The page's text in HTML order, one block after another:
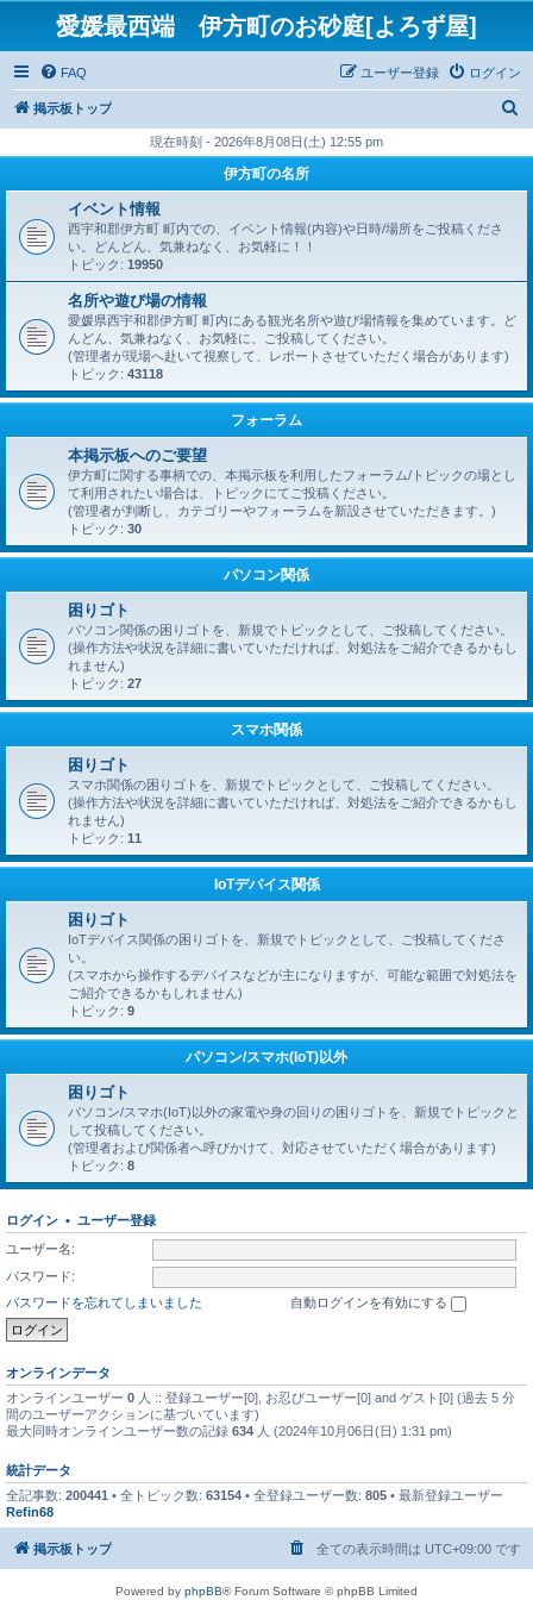
愛媛最西端 伊方町のお砂庭[よろず屋]
FAQ ログイン
ユーザー登録
掲示板トップ
現在時刻 - 2026年8月08日(土) 12:55 pm
伊方町の名所
イベント情報
西宇和郡伊方町 町内での、イベント情報(内容)や日時/場所をご投稿くださ
い。どんどん、気兼ねなく、お気軽に！！
トピック: 19950
名所や遊び場の情報
愛媛県西宇和郡伊方町 町内にある観光名所や遊び場情報を集めています。ど
んどん、気兼ねなく、お気軽に、ご投稿してください。
(管理者が現場へ赴いて視察して、レポートさせていただく場合があります)
トピック: 43118
フォーラム
本掲示板へのご要望
伊方町に関する事柄での、本掲示板を利用したフォーラム/トピックの場とし
て利用されたい場合は、トピックにてご投稿ください。
(管理者が判断し、カテゴリーやフォーラムを新設させていただきます。)
トピック: 30
パソコン関係
困りゴト
パソコン関係の困りゴトを、新規でトピックとして、ご投稿してください。
(操作方法や状況を詳細に書いていただければ、対処法をご紹介できるかもし
れません)
トピック: 27
スマホ関係
困りゴト
スマホ関係の困りゴトを、新規でトピックとして、ご投稿してください。
(操作方法や状況を詳細に書いていただければ、対処法をご紹介できるかもし
れません)
トピック: 11
IoTデバイス関係
困りゴト
IoTデバイス関係の困りゴトを、新規でトピックとして、ご投稿してくださ
い。
(スマホから操作するデバイスなどが主になりますが、可能な範囲で対処法を
ご紹介できるかもしれません)
トピック: 9
パソコン/スマホ(IoT)以外
困りゴト
パソコン/スマホ(IoT)以外の家電や身の回りの困りゴトを、新規でトピックと
して投稿してください。
(管理者および関係者へ呼びかけて、対応させていただく場合があります)
トピック: 8
ログイン • ユーザー登録
ユーザー名:
パスワード:
パスワードを忘れてしまいました
自動ログインを有効にする
オンラインデータ
オンラインユーザー 0 人 :: 登録ユーザー[0], お忍びユーザー[0] and ゲスト[0] (過去 5 分
間のユーザーアクションに基づいています)
最大同時オンラインユーザー数の記録 634 人 (2024年10月06日(日) 1:31 pm)
統計データ
全記事数: 200441 • 全トピック数: 63154 • 全登録ユーザー数: 805 • 最新登録ユーザー
Refin68
掲示板トップ 全ての表示時間は UTC+09:00 です
Powered by phpBB® Forum Software © phpBB Limited